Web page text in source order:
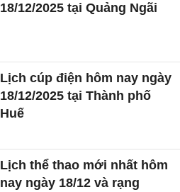
18/12/2025 tại Quảng Ngãi
Lịch cúp điện hôm nay ngày
18/12/2025 tại Thành phố
Huế
Lịch thể thao mới nhất hôm
nay ngày 18/12 và rạng